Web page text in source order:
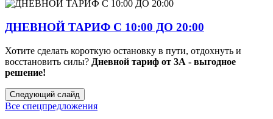
ДНЕВНОЙ ТАРИФ С 10:00 ДО 20:00
Хотите сделать короткую остановку в пути, отдохнуть и
восстановить силы? Дневной тариф от 3А - выгодное
решение!
Следующий слайд
Все спецпредложения